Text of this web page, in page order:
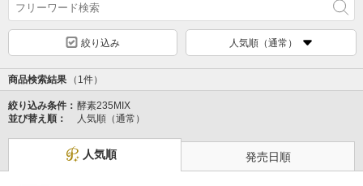
絞り込み 人気順（通常）
商品検索結果 （1件）
絞り込み条件： 酵素235MIX
並び替え順：
人気順（通常）
人気順 発売日順